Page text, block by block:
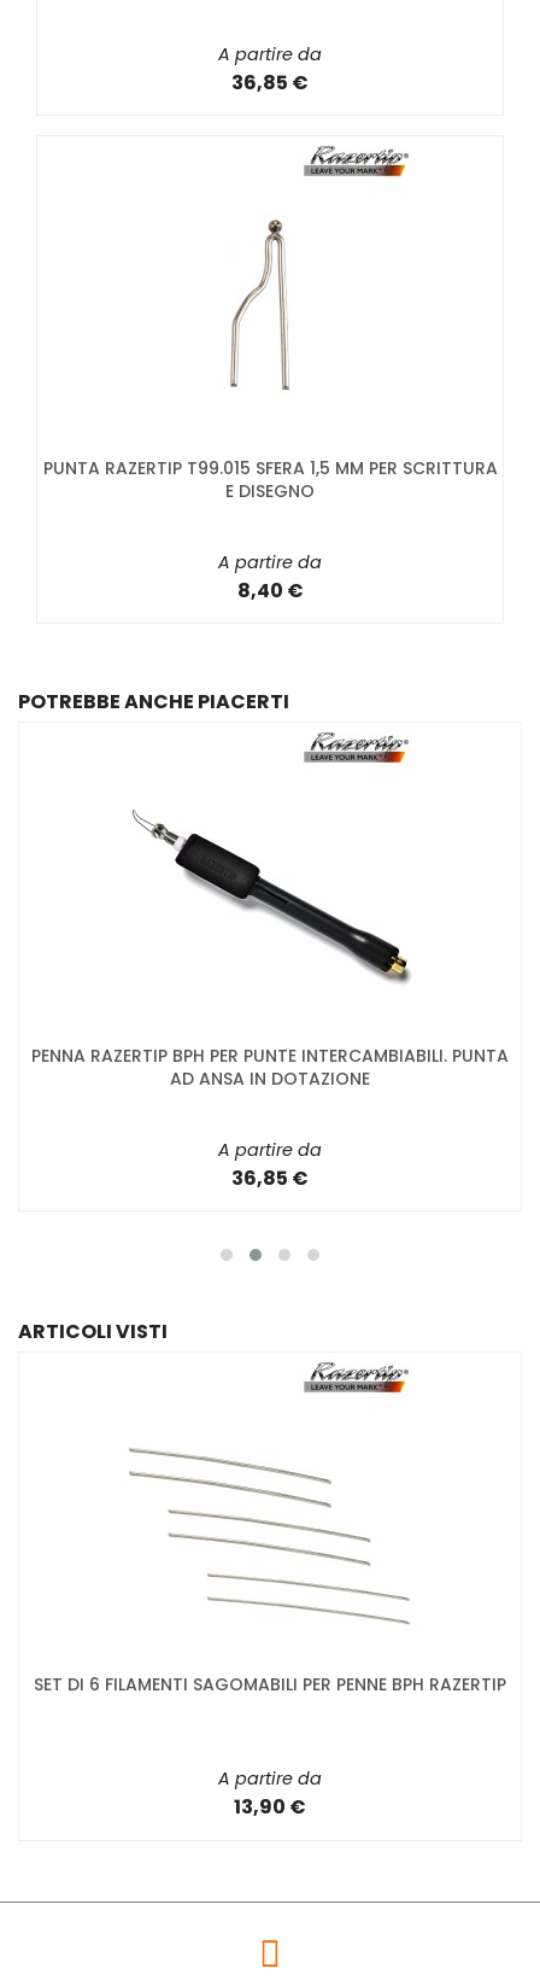
A partire da
36,85 €
PUNTA RAZERTIP T99.015 SFERA 1,5 MM PER SCRITTURA
E DISEGNO
A partire da
8,40 €
POTREBBE ANCHE PIACERTI
PENNA RAZERTIP BPH PER PUNTE INTERCAMBIABILI. PUNTA
AD ANSA IN DOTAZIONE
A partire da
36,85 €
ARTICOLI VISTI
SET DI 6 FILAMENTI SAGOMABILI PER PENNE BPH RAZERTIP
A partire da
13,90 €